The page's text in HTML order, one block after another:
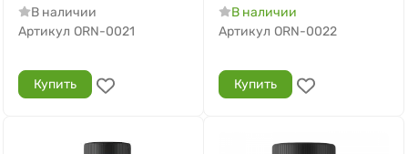
В наличии
Артикул ORN-0021
Купить
В наличии
Артикул ORN-0022
Купить